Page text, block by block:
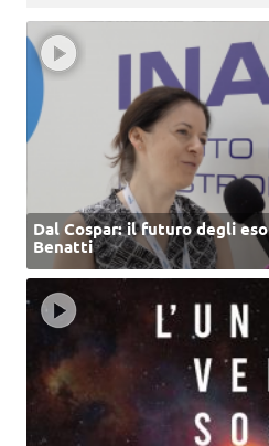
Dal Cospar: il futuro degli
Benatti